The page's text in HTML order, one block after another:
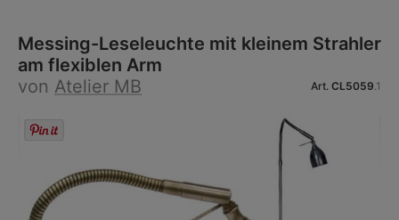
Messing-Leseleuchte mit kleinem Strahler
am flexiblen Arm
von Atelier MB Art. CL5059.1
Bildergalerie überspringen